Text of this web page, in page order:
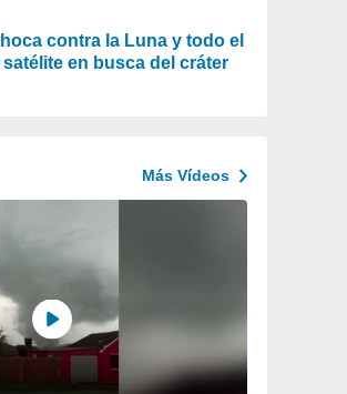
contra la Luna y todo el
en busca del cráter
Más Vídeos